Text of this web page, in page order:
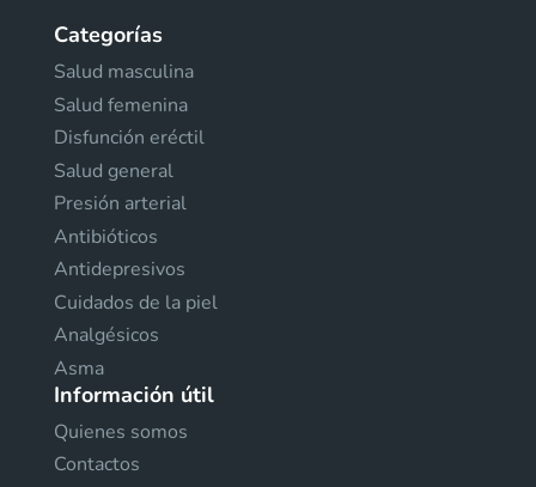
Categorías
Salud masculina
Salud femenina
Disfunción eréctil
Salud general
Presión arterial
Antibióticos
Antidepresivos
Cuidados de la piel
Analgésicos
Asma
Información útil
Quienes somos
Contactos